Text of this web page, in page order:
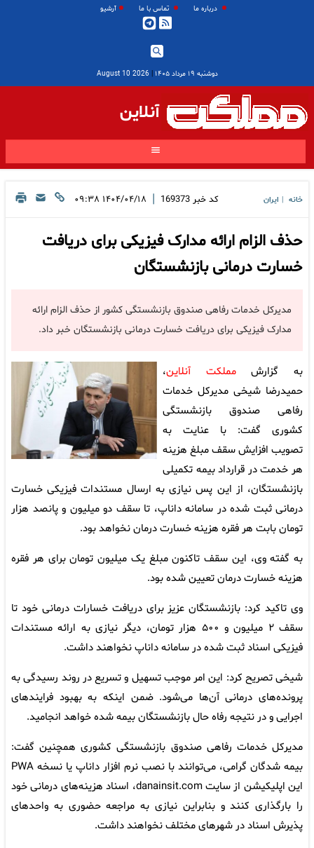
درباره ما تماس با ما آرشیو
دوشنبه ۱۹ مرداد ۱۴۰۵ |
2026 August 10
آنلاین
خانه ایران کد خبر 169373
| ۱۴۰۴/۰۴/۱۸ ۰۹:۳۸
حذف الزام ارائه مدارک فیزیکی برای دریافت
خسارت درمانی بازنشستگان
مدیرکل خدمات رفاهی صندوق بازنشستگی کشور از حذف الزام ارائه
مدارک فیزیکی برای دریافت خسارت درمانی بازنشستگان خبر داد.
به گزارشمملکت آنلاین،
حمیدرضا شیخی مدیرکل خدمات
رفاهی صندوق بازنشستگی
کشوری گفت: با عنایت به
تصویب افزایش سقف مبلغ هزینه
هر خدمت در قرارداد بیمه تکمیلی
بازنشستگان، از این پس نیازی به ارسال مستندات فیزیکی خسارت
درمانی ثبت شده در سامانه داناپ، تا سقف دو میلیون و پانصد هزار
تومان بابت هر فقره هزینه خسارت درمان نخواهد بود.
به گفته وی، این سقف تاکنون مبلغ یک میلیون تومان برای هر فقره
هزینه خسارت درمان تعیین شده بود.
وی تاکید کرد: بازنشستگان عزیز برای دریافت خسارات درمانی خود تا
سقف ۲ میلیون و ۵۰۰ هزار تومان، دیگر نیازی به ارائه مستندات
فیزیکی اسناد ثبت شده در سامانه داناپ نخواهند داشت.
شیخی تصریح کرد: این امر موجب تسهیل و تسریع در روند رسیدگی به
پرونده‌های درمانی آن‌ها می‌شود. ضمن اینکه به بهبود فرایندهای
اجرایی و در نتیجه رفاه حال بازنشستگان بیمه شده خواهد انجامید.
مدیرکل خدمات رفاهی صندوق بازنشستگی کشوری همچنین گفت:
بیمه شدگان گرامی، می‌توانند با نصب نرم افزار داناپ یا نسخه PWA
این اپلیکیشن از سایت danainsit.com، اسناد هزینه‌های درمانی خود
را بارگذاری کنند و بنابراین نیازی به مراجعه حضوری به واحدهای
پذیرش اسناد در شهرهای مختلف نخواهند داشت.